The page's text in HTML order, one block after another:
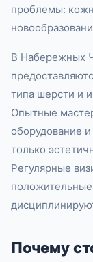
проблемы:
В Набережных
типа шерсти и
Опытные
оборудование
только
Регулярные
Почему